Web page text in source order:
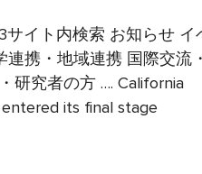
サイト内検索 お知らせ イ
携・地域連携 国際交流・
研究者の方 …. California
its final stage